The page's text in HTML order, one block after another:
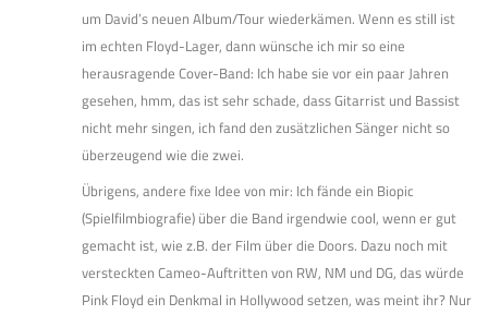
um David’s neuen Album/Tour wiederkämen. Wenn es still ist
im echten Floyd-Lager, dann wünsche ich mir so eine
herausragende Cover-Band: Ich habe sie vor ein paar Jahren
gesehen, hmm, das ist sehr schade, dass Gitarrist und Bassist
nicht mehr singen, ich fand den zusätzlichen Sänger nicht so
überzeugend wie die zwei.
Übrigens, andere fixe Idee von mir: Ich fände ein Biopic
(Spielfilmbiografie) über die Band irgendwie cool, wenn er gut
gemacht ist, wie z.B. der Film über die Doors. Dazu noch mit
versteckten Cameo-Auftritten von RW, NM und DG, das würde
Pink Floyd ein Denkmal in Hollywood setzen, was meint ihr? Nur